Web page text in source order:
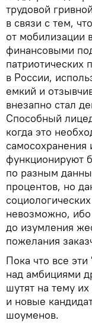
трудовой
в связи с тем,
от мобилизации
финансовыми
патриотических
в России,
емкий и
внезапно стал
Способный
когда это
самосохранения
функционируют
по разным
процентов, но
невозможно, ибо
до изумления
пожелания
Пока что все
над амбициями
шутят на тему
и новые
шоуменов.